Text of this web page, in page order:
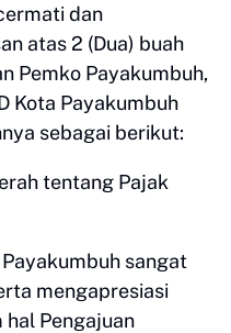
dan
atas 2 (Dua) buah
Pemko Payakumbuh,
Kota Payakumbuh
sebagai berikut:
tentang Pajak
sangat
mengapresiasi
hal Pengajuan